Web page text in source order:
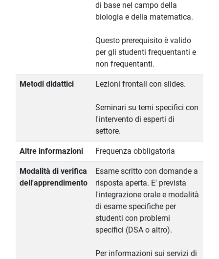
di base nel campo della
biologia e della matematica.
Questo prerequisito è valido
per gli studenti frequentanti e
non frequentanti.
Metodi didattici Lezioni frontali con slides.
Seminari su temi specifici con
l'intervento di esperti di
settore.
Altre informazioni Frequenza obbligatoria
Modalità di verifica
dell'apprendimento
Esame scritto con domande a
risposta aperta. E' prevista
l'integrazione orale e modalità
di esame specifiche per
studenti con problemi
specifici (DSA o altro).
Per informazioni sui servizi di